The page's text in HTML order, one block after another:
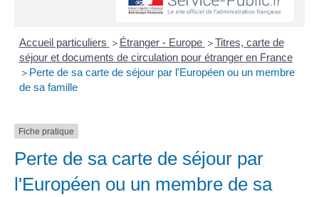
Accueil particuliers > Étranger - Europe > Titres, carte de
séjour et documents de circulation pour étranger en France
> Perte de sa carte de séjour par l'Européen ou un membre
de sa famille
Fiche pratique
Perte de sa carte de séjour par
l'Européen ou un membre de sa